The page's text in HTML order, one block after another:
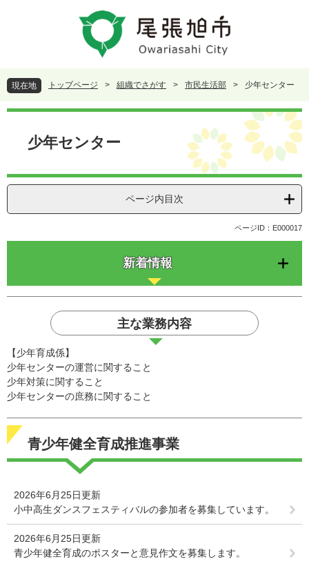
頭
で
す
飛
ば
し
現在地 トップページ > 組織でさがす > 市民生活部 > 少年センター
本
少年センター
ページ内目次
ページID：E000017
新着情報
主な業務内容
【少年育成係】
少年センターの運営に関すること
少年対策に関すること
少年センターの庶務に関すること
青少年健全育成推進事業
2026年6月25日更新
小中高生ダンスフェスティバルの参加者を募集しています。
2026年6月25日更新
青少年健全育成のポスターと意見作文を募集します。